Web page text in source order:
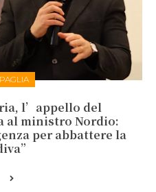
l’appello del
al ministro Nordio:
per abbattere la